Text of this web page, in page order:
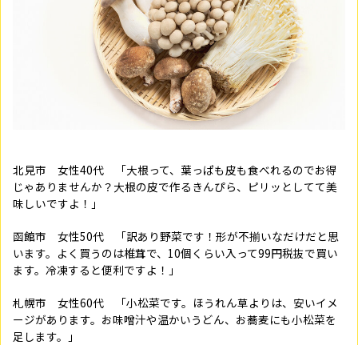
北見市 女性40代 「大根って、葉っぱも皮も食べれるのでお得
じゃありませんか？大根の皮で作るきんぴら、ピリッとしてて美
味しいですよ！」
函館市 女性50代 「訳あり野菜です！形が不揃いなだけだと思
います。よく買うのは椎茸で、 10個くらい入って99円税抜で買い
ます。冷凍すると便利ですよ！」
札幌市 女性60代 「小松菜です。ほうれん草よりは、安いイメ
ージがあります。お味噌汁や温かいうどん、お蕎麦にも小松菜を
足します。」